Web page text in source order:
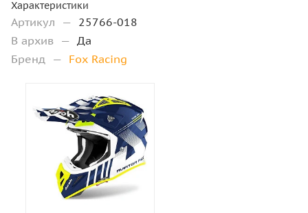
Характеристики
Артикул — 25766-018
В архив — Да
Бренд — Fox Racing